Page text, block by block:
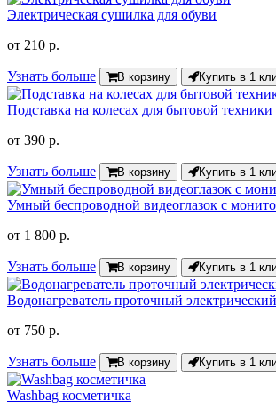
Электрическая сушилка для обуви
от 210 р.
Узнать больше В корзину Купить в 1
Подставка на колесах для бытовой техники
от 390 р.
Узнать больше В корзину Купить в 1
Умный беспроводной видеоглазок с
от 1 800 р.
Узнать больше В корзину Купить в 1
Водонагреватель проточный электрический
от 750 р.
Узнать больше В корзину Купить в 1
Washbag косметичка